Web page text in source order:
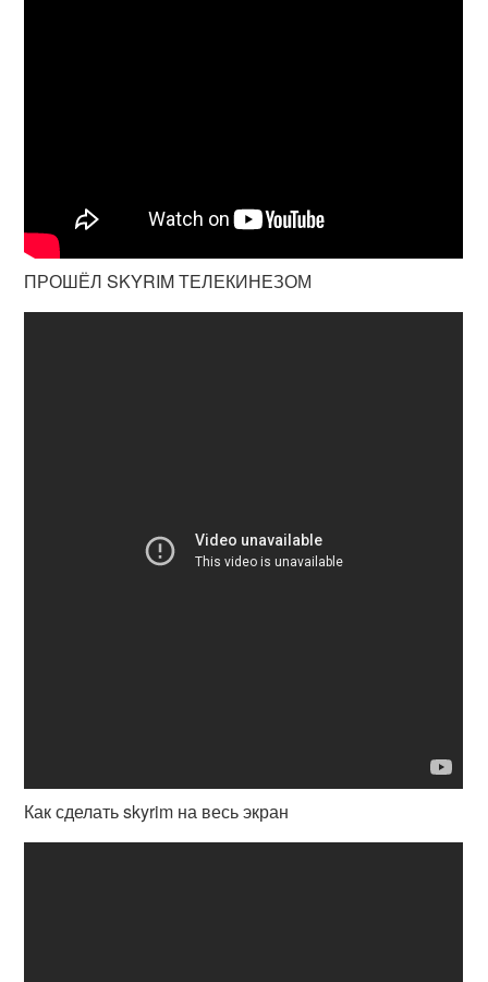
ПРОШЁЛ SKYRIM ТЕЛЕКИНЕЗОМ
Как сделать skyrim на весь экран